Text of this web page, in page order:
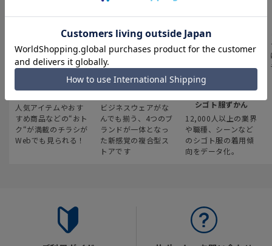
最新のお買い得情報
人気アイテムやおす
すめ商品などの“おト
ク“が満載のチラシが
Webでも見られる！
スーツスクエア
ビジネスウェアがな
んでも揃う、4つのブ
ランドが一体となっ
た新感覚の複合型ス
トアです
みんなの
シゴト服ずかん
12,000人以上の業界
や職種、シーンなど
のシゴト服の着用傾
向をデータ化。